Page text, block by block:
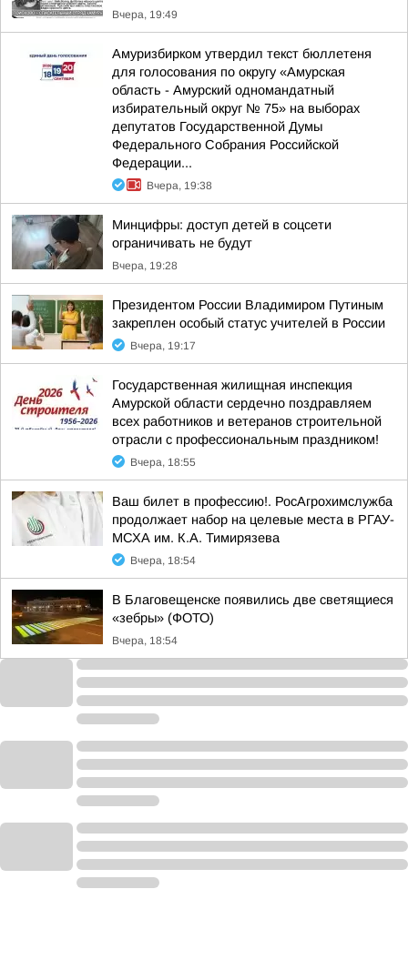
Вчера, 19:49
Амуризбирком утвердил текст бюллетеня
для голосования по округу «Амурская
область - Амурский одномандатный
избирательный округ № 75» на выборах
депутатов Государственной Думы
Федерального Собрания Российской
Федерации...
Вчера, 19:38
Минцифры: доступ детей в соцсети
ограничивать не будут
Вчера, 19:28
Президентом России Владимиром Путиным
закреплен особый статус учителей в России
Вчера, 19:17
Государственная жилищная инспекция
Амурской области сердечно поздравляем
всех работников и ветеранов строительной
отрасли с профессиональным праздником!
Вчера, 18:55
Ваш билет в профессию!. РосАгрохимслужба
продолжает набор на целевые места в РГАУ-
МСХА им. К.А. Тимирязева
Вчера, 18:54
В Благовещенске появились две светящиеся
«зебры» (ФОТО)
Вчера, 18:54